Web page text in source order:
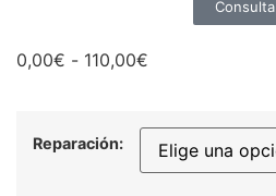
Consulta
0,00€ - 110,00€
Reparación: